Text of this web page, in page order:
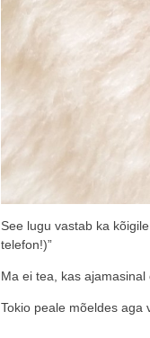
See lugu vastab ka
telefon!)”
Ma ei tea, kas
Tokio peale mõeldes aga